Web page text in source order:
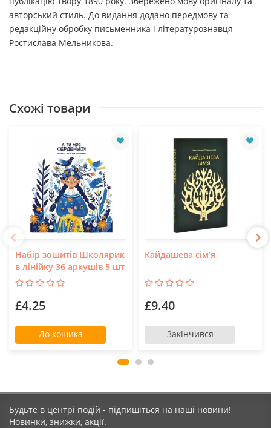
авторський стиль. До видання додано передмову та
редакційну обробку письменника і літературознавця
Ростислава Мельникова.
Схожі товари
Набір зошитів Школярик
в лінійку 36 аркушів 5 шт
£4.25
До кошика
Кайдашева сім’я
£9.40
Закінчився
Будьте в центрі подій - підпишіться на наші новини!
Новинки, знижки, акції.